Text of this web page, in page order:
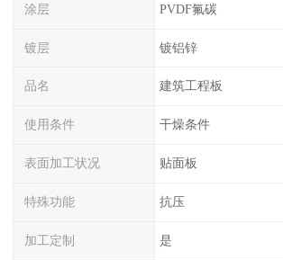
涂层 PVDF氟碳
镀层 镀铝锌
品名 建筑工程板
使用条件 干燥条件
表面加工状况 贴面板
特殊功能 抗压
加工定制 是